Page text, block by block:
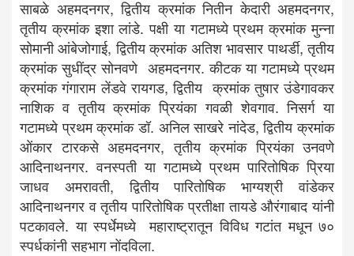
साबळे अहमदनगर, द्वितीय क्रमांक नितीन केदारी अहमदनगर,
तृतीय क्रमांक इशा लांडे. पक्षी या गटामध्ये प्रथम क्रमांक मुन्ना
सोमानी आंबेजोगाई, द्वितीय क्रमांक अतिश भावसार पाथर्डी, तृतीय
क्रमांक सुधींद्र सोनवणे अहमदनगर. कीटक या गटामध्ये प्रथम
क्रमांक गंगाराम लेंडवे रायगड, द्वितीय क्रमांक तुषार उंडेगावकर
नाशिक व तृतीय क्रमांक प्रियंका गवळी शेवगाव. निसर्ग या
गटामध्ये प्रथम क्रमांक डॉ. अनिल साखरे नांदेड, द्वितीय क्रमांक
ओंकार टारकसे अहमदनगर, तृतीय क्रमांक प्रियंका उनवणे
आदिनाथनगर. वनस्पती या गटामध्ये प्रथम पारितोषिक प्रिया
जाधव अमरावती, द्वितीय पारितोषिक भाग्यश्री वांडेकर
आदिनाथनगर व तृतीय पारितोषिक प्रतीक्षा तायडे औरंगाबाद यांनी
पटकावले. या स्पर्धेमध्ये महाराष्ट्रातून विविध गटांत मधून ७०
स्पर्धकांनी सहभाग नोंदविला.